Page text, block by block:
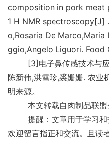
composition in pork meat
1 H NMR spectroscopy[J]
o,Rosaria De
ggio,Angelo Liguori. Food
[3]电子鼻传感技术与应
陈新伟,洪雪珍,裘姗姗. 农业
明来源。
本文转载自肉制品联盟
提醒：文章用于学习和
欢迎留言指正和交流。且读